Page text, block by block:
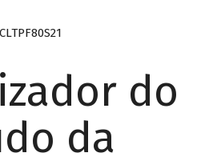
do
da